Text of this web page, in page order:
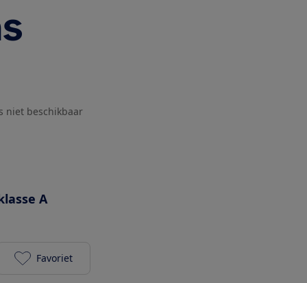
niet beschikbaar
A
Siemens WM14VKH5NL toevoegen aan je
Favoriet